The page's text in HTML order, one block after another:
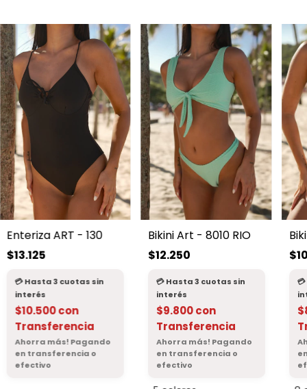
Enteriza ART - 130
$13.125
$10.500con
Transferencia
Bikini Art - 8010 RIO
$12.250
$9.800con
Transferencia